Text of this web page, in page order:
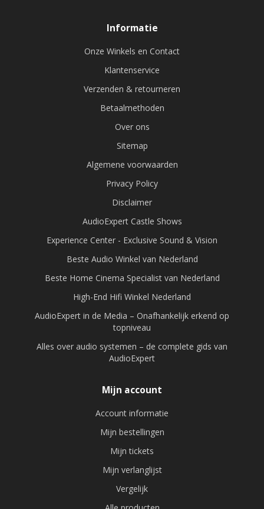
Informatie
Onze Winkels en Contact
Klantenservice
Verzenden & retourneren
Betaalmethoden
Over ons
Sitemap
Algemene voorwaarden
Privacy Policy
Disclaimer
AudioExpert Castle Shows
Experience Center - Exclusive Sound & Vision
Beste Audio Winkel van Nederland
Beste Home Cinema Specialist van Nederland
High-End Hifi Winkel Nederland
AudioExpert in de Media – Onafhankelijk erkend op
topniveau
Alles over audio systemen – de complete gids van
AudioExpert
Mijn account
Account informatie
Mijn bestellingen
Mijn tickets
Mijn verlanglijst
Vergelijk